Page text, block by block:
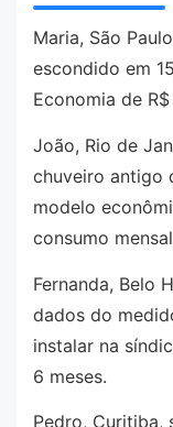
Maria, São
escondido em
Economia de
João, Rio de
chuveiro antigo
modelo
consumo
Fernanda, Belo
dados do
instalar na
6 meses.
Pedro, Curitiba,